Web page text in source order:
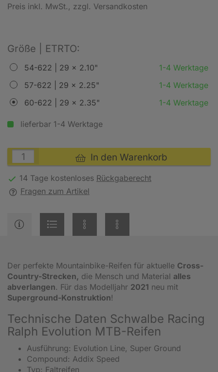
Preis inkl. MwSt., zzgl. Versandkosten
Größe | ETRTO:
54-622 | 29 x 2.10"
1-4 Werktage
57-622 | 29 x 2.25"
1-4 Werktage
60-622 | 29 x 2.35"
1-4 Werktage
lieferbar 1-4 Werktage
In den Warenkorb
14 Tage kostenloses Rückgaberecht
Fragen zum Artikel
Der perfekte Mountainbike-Reifen für aktuelle Cross-
Country-Strecken, die Mensch und Material alles
abverlangen. Für das Modelljahr 2021 neu mit
Superground-Konstruktion!
Technische Daten Schwalbe Racing
Ralph Evolution MTB-Reifen
Ausführung: Evolution Line, Super Ground
Compound: Addix Speed
Typ: Faltreifen